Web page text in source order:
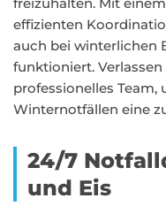
effizienten
auch bei winterlichen
funktioniert. Verlassen
professionelles
Winternotfällen eine
24/7
und Eis